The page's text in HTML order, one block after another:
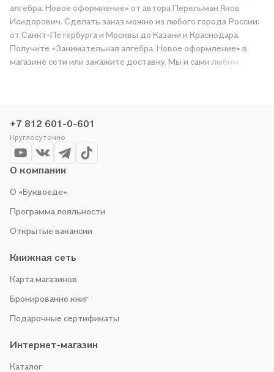
алгебра. Новое оформление» от автора Перельман Яков
Исидорович. Сделать заказ можно из любого города России:
от Санкт-Петербурга и Москвы до Казани и Краснодара.
Получите «Занимательная алгебра. Новое оформление» в
магазине сети или закажите доставку. Мы и сами любим
+7 812 601-0-601
Круглосуточно
О компании
О «Буквоеде»
Программа лояльности
Открытые вакансии
Книжная сеть
Карта магазинов
Бронирование книг
Подарочные сертификаты
Интернет-магазин
Каталог